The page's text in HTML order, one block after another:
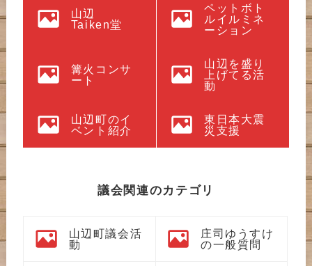
山辺
Taiken堂
ペットボト
ルイルミネ
ーション
篝火コンサ
ート
山辺を盛り
上げてる活
動
山辺町のイ
ベント紹介
東日本大震
災支援
議会関連のカテゴリ
山辺町議会活
動
庄司ゆうすけ
の一般質問